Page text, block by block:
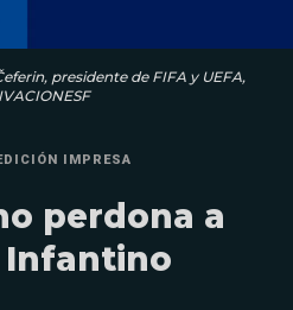
presidente de FIFA y UEFA,
IMPRESA
perdona a
Infantino